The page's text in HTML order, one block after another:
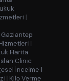
|
Gaziantep
|
Harita
Clinic
İncelme |
| Kilo Verme